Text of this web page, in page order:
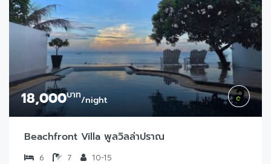
18,000บาท/night
Beachfront Villa พูลวิลล่าปราณ
6 7
10-15